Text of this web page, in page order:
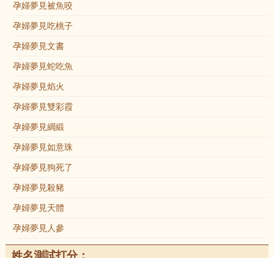
孕婦夢見被魚咬
孕婦夢見吃桃子
孕婦夢見文書
孕婦夢見蛇吃魚
孕婦夢見焰火
孕婦夢見雙彩霞
孕婦夢見綢緞
孕婦夢見如意珠
孕婦夢見狗死了
孕婦夢見殺豬
孕婦夢見天體
孕婦夢見人參
姓名測試打分：